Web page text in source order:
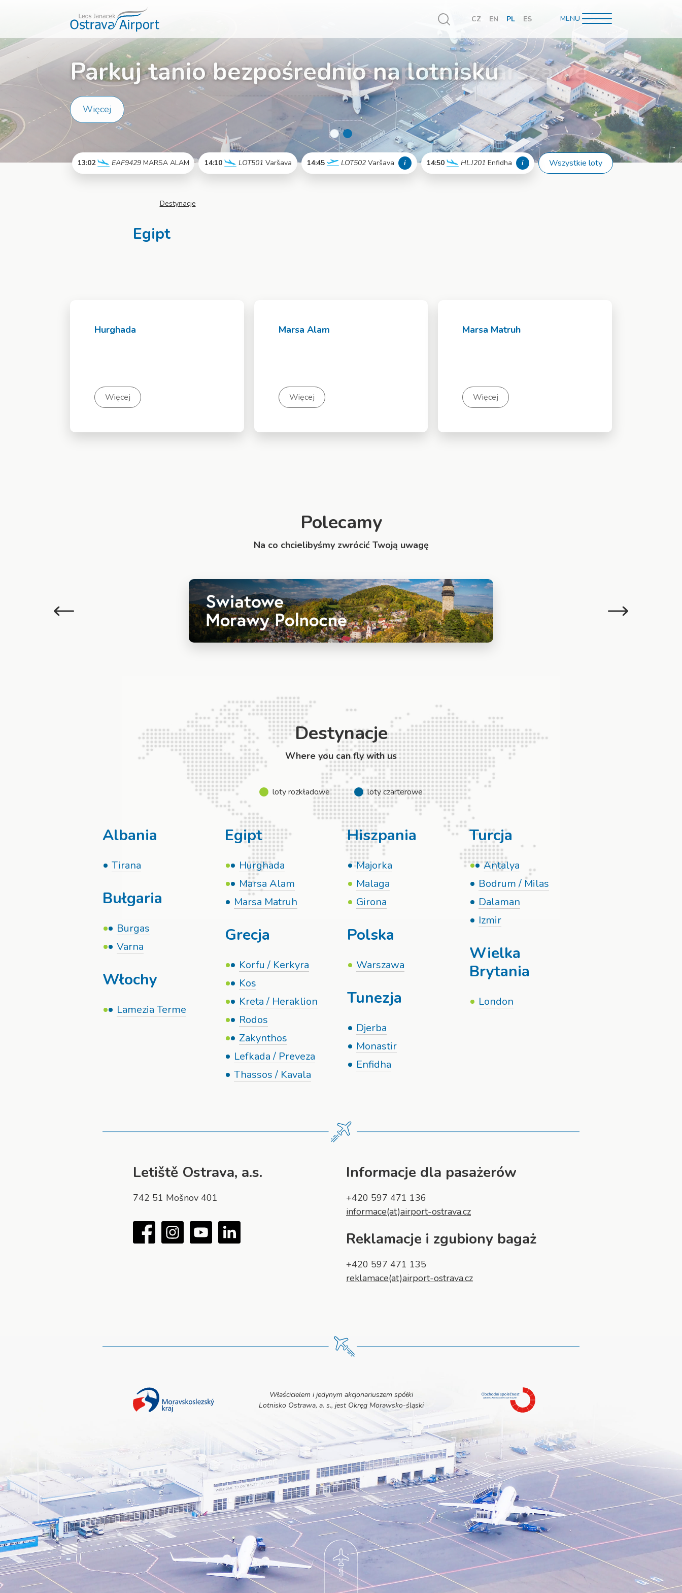
Vyhledávání
CZ EN PL ES MENU
Parkuj tanio bezpośrednio na lotnisku
Więcej
13:02 EAF9429 MARSA ALAM
Więcej
14:10 LOT501 Varšava
Więcej
14:45 LOT502 Varšava
Więcej
i 14:50 HLJ201 Enfidha
Więcej
i Wszystkie loty
Destynacje
Egipt
Hurghada
Więcej
Marsa Alam
Więcej
Marsa Matruh
Więcej
Polecamy
Na co chcielibyśmy zwrócić Twoją uwagę
Następujący
Destynacje
Where you can fly with us
loty rozkładowe loty czarterowe
Albania
Tirana
Bułgaria
Burgas
Varna
Włochy
Lamezia Terme
Egipt
Hurghada
Marsa Alam
Marsa Matruh
Grecja
Korfu / Kerkyra
Kos
Kreta / Heraklion
Rodos
Zakynthos
Lefkada / Preveza
Thassos / Kavala
Hiszpania
Majorka
Malaga
Girona
Polska
Warszawa
Tunezja
Djerba
Monastir
Enfidha
Turcja
Antalya
Bodrum / Milas
Dalaman
Izmir
Wielka
Brytania
London
Letiště Ostrava, a.s.
742 51 Mošnov 401
Facebook Instagram YouTube
Informacje dla pasażerów
+420 597 471 136
informace(at)airport-ostrava.cz
Reklamacje i zgubiony bagaż
+420 597 471 135
reklamace(at)airport-ostrava.cz
Właścicielem i jedynym akcjonariuszem spółki
Lotnisko Ostrawa, a. s., jest Okręg Morawsko-śląski